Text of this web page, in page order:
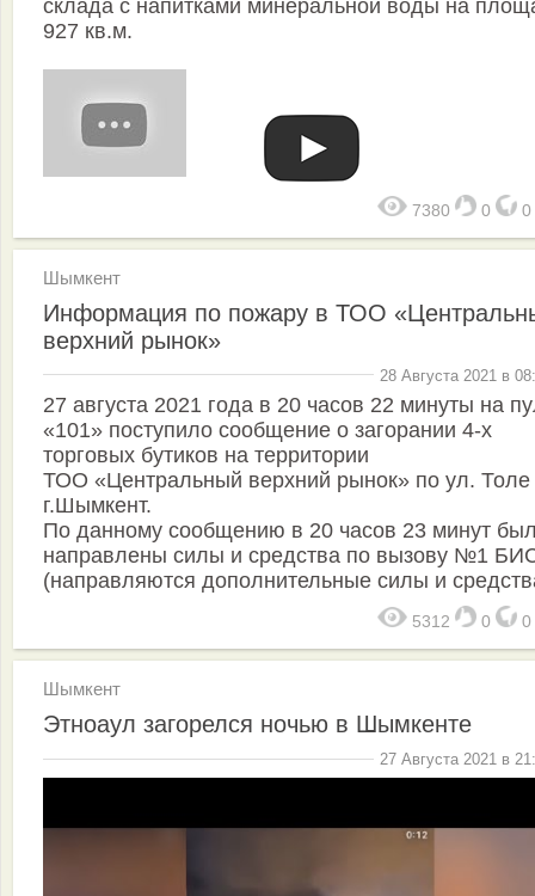
склада с напитками минеральной воды на
927 кв.м.
7380 0 0
Шымкент
Информация по пожару в ТОО
верхний рынок»
28 Августа 2021 в
27 августа 2021 года в 20 часов 22 минуты на
«101» поступило сообщение о загорании 4-х
торговых бутиков на территории
ТОО «Центральный верхний рынок» по ул. Толе
г.Шымкент.
По данному сообщению в 20 часов 23 минут
направлены силы и средства по вызову №1
(направляются дополнительные силы и
5312 0 0
Шымкент
Этноаул загорелся ночью в Шымкенте
27 Августа 2021 в